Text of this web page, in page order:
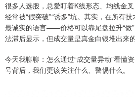
很多人选股，总爱盯着K线形态、均线金
经常被“假突破”“诱多”坑。其实，在所有
最诚实的语言——价格可以靠尾盘拉升“做
法滞后显示，但成交量是真金白银堆出来
今天我聊聊：怎么通过“成交量异动”看懂
号背后，我们更该关注什么、警惕什么。